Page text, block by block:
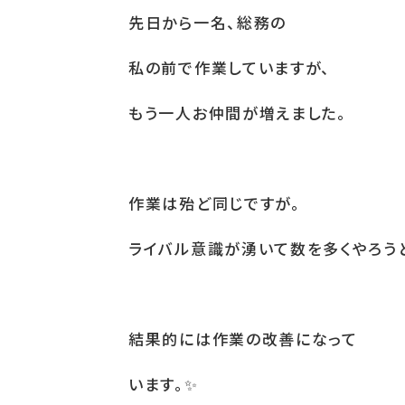
先日から一名、総務の
私の前で作業していますが、
もう一人お仲間が増えました。
作業は殆ど同じですが。
ライバル意識が湧いて数を多くやろう
結果的には作業の改善になって
います。 ✨